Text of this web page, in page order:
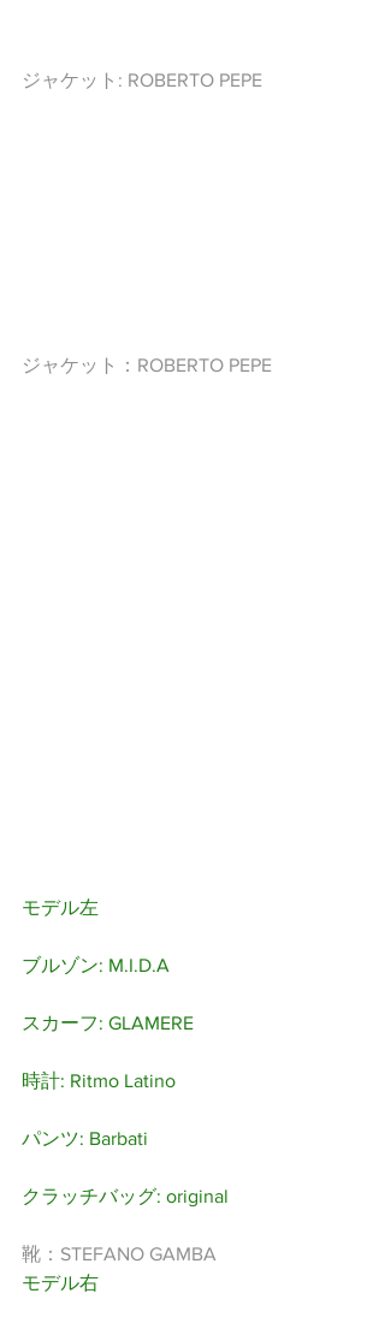
ジャケット: ROBERTO PEPE
ジャケット：ROBERTO PEPE
モデル左
ブルゾン: M.I.D.A
スカーフ: GLAMERE
時計: Ritmo Latino
パンツ: Barbati
クラッチバッグ: original
靴：STEFANO GAMBA
モデル右